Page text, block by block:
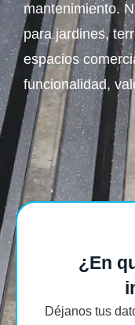
mantenimiento.
para jardines,
espacios
funcionalidad,
¿En
Déjanos tus